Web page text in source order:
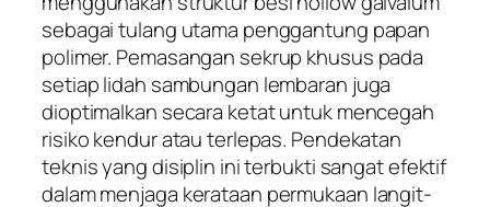
sebagai tulang utama penggantung papan
polimer. Pemasangan sekrup khusus pada
setiap lidah sambungan lembaran juga
dioptimalkan secara ketat untuk mencegah
risiko kendur atau terlepas. Pendekatan
teknis yang disiplin ini terbukti sangat efektif
dalam menjaga kerataan permukaan langit-